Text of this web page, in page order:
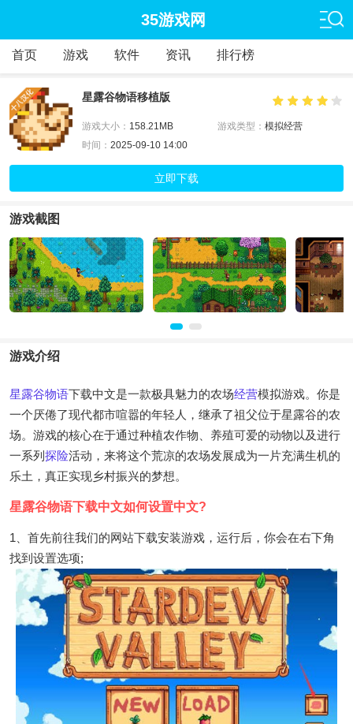
35游戏网
首页 游戏 软件 资讯 排行榜
星露谷物语移植版
游戏大小： 158.21MB 游戏类型： 模拟经营
时间： 2025-09-10 14:00
立即下载
游戏截图
游戏介绍
星露谷物语下载中文是一款极具魅力的农场经营模拟游戏。你是
一个厌倦了现代都市喧嚣的年轻人，继承了祖父位于星露谷的农
场。游戏的核心在于通过种植农作物、养殖可爱的动物以及进行
一系列 探险活动，来将这个荒凉的农场发展成为一片充满生机的
乐土，真正实现乡村振兴的梦想。
星露谷物语下载中文如何设置中文?
1、首先前往我们的网站下载安装游戏，运行后，你会在右下角
找到设置选项;